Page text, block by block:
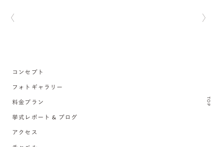
TOP
コンセプト
フォトギャラリー
料金プラン
挙式レポート & ブログ
アクセス